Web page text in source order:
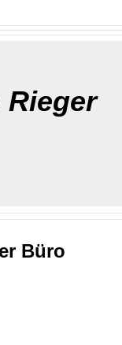
Rieger
Büro